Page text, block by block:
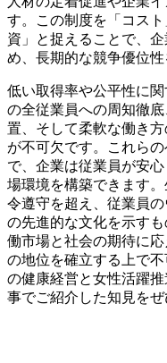
す。この制度を「コス
資」と捉えることで、
め、長期的な競争優位性
低い取得率や公平性に
の全従業員への周知徹
置、そして柔軟な働き
が不可欠です。これら
で、企業は従業員が安
場環境を構築できます
令遵守を超え、従業員
の先進的な文化を示す
働市場と社会の期待に
の地位を確立する上で
の健康経営と女性活躍
事でご紹介した知見をぜ